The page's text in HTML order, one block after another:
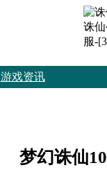
游戏资讯
梦幻诛仙